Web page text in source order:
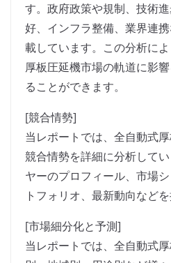
す。政府政策や規制、技術
好、インフラ整備、業界連
載しています。この分析に
厚板圧延機市場の軌道に影
ることができます。
[競合情勢]
当レポートでは、全自動式
競合情勢を詳細に分析して
ヤーのプロフィール、市場
トフォリオ、最新動向などを
[市場細分化と予測]
当レポートでは、全自動式